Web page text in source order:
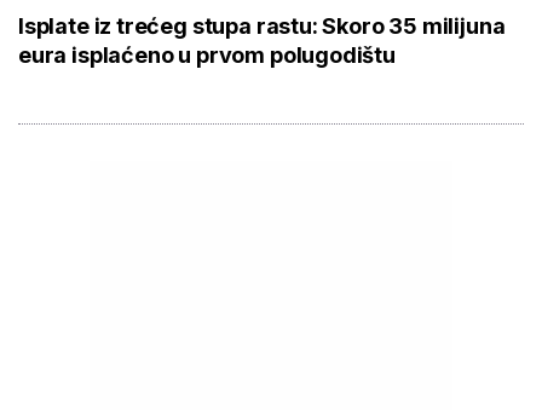
Isplate iz trećeg stupa rastu: Skoro 35 milijuna
eura isplaćeno u prvom polugodištu